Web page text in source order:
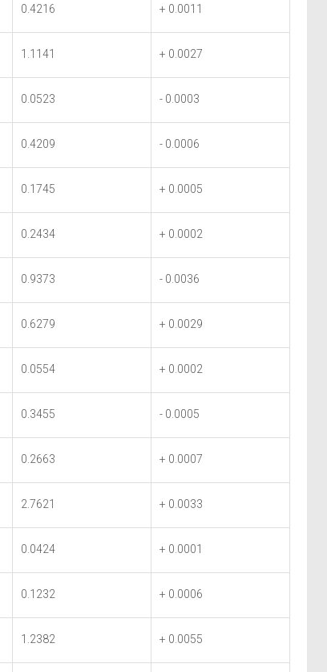
0.4216 + 0.0011
1.1141 + 0.0027
0.0523 - 0.0003
0.4209 - 0.0006
0.1745 + 0.0005
0.2434 + 0.0002
0.9373 - 0.0036
0.6279 + 0.0029
0.0554 + 0.0002
0.3455 - 0.0005
0.2663 + 0.0007
2.7621 + 0.0033
0.0424 + 0.0001
0.1232 + 0.0006
1.2382 + 0.0055